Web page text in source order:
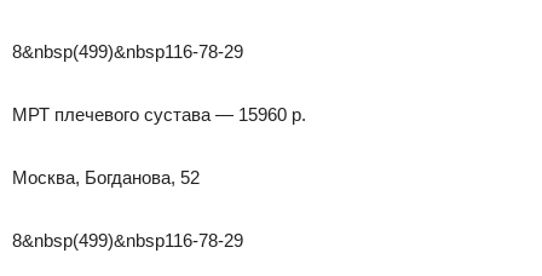
8&nbsp(499)&nbsp116-78-29
МРТ плечевого сустава — 15960 р.
Москва, Богданова, 52
8&nbsp(499)&nbsp116-78-29